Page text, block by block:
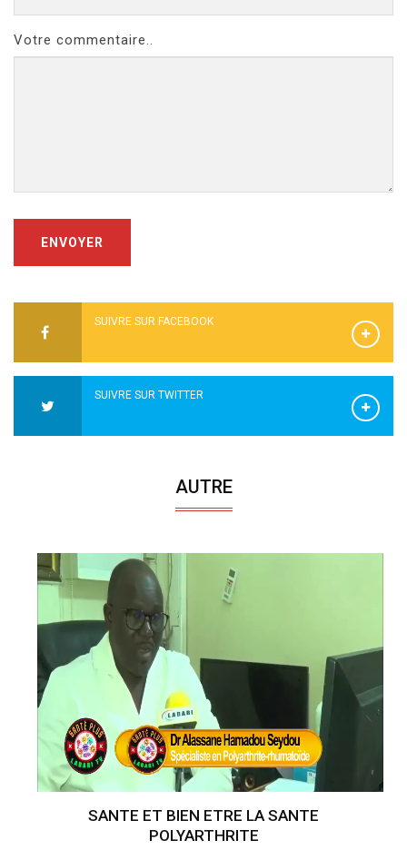
Votre commentaire..
ENVOYER
SUIVRE SUR FACEBOOK
SUIVRE SUR TWITTER
AUTRE
SANTE ET BIEN ETRE LA SANTE
POLYARTHRITE